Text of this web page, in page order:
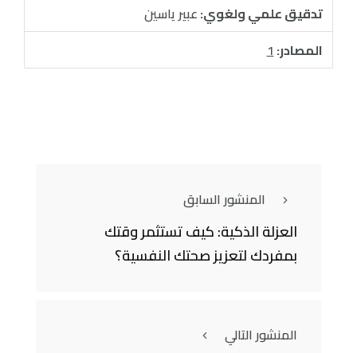
تدقيق علمي ولغوي:عبير ياسين
المصادر:1
المنشور السابق
العزلة الذكية: كيف تستثمر وقتك
بمفردك لتعزيز صحتك النفسية؟
المنشور التالي